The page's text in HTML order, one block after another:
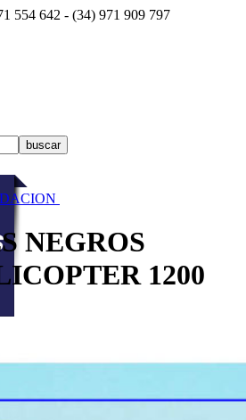
554 642 - (34) 971 909 797
NEGROS
1200